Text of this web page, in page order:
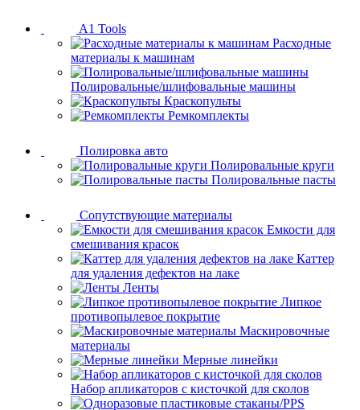
A1 Tools
Расходные
материалы к машинам
Полировальные/шлифовальные машины
Краскопульты
Ремкомплекты
Полировка авто
Полировальные круги
Полировальные пасты
Сопутствующие материалы
Емкости для
смешивания красок
Каттер
для удаления дефектов на лаке
Ленты
Липкое
противопылевое покрытие
Маскировочные
материалы
Мерные линейки
Набор апликаторов с кисточкой для сколов